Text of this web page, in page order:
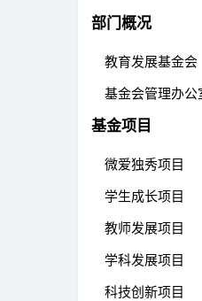
部门概况
教育发展基金会
基金会管理办公
基金项目
微爱独秀项目
学生成长项目
教师发展项目
学科发展项目
科技创新项目